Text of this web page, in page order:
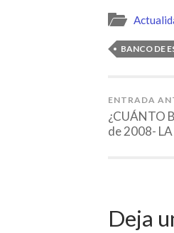
BANCO DE
ENTRADA
¿CUÁNTO
de 2008- LA
Deja